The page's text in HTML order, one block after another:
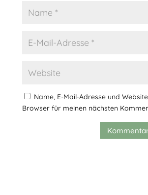
Name, E-Mail-Adresse und
Browser für meinen nächsten